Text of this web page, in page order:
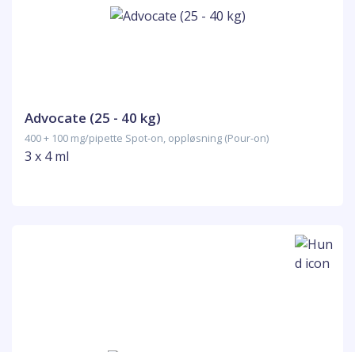
Advocate (25 - 40 kg)
400 + 100 mg/pipette Spot-on, oppløsning (Pour-on)
3 x 4 ml